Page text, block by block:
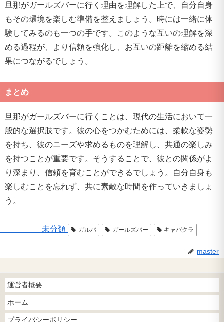
旦那がガールズバーに行く理由を理解した上で、自分自身
もその環境を楽しむ準備を整えましょう。時には一緒に体
験してみるのも一つの手です。このような互いの理解を深
める過程が、より信頼を強化し、お互いの距離を縮める結
果につながるでしょう。
まとめ
旦那がガールズバーに行くことは、現代の生活において一
般的な選択肢です。彼の心をつかむためには、柔軟な姿勢
を持ち、彼のニーズや求めるものを理解し、共通の楽しみ
を持つことが重要です。そうすることで、彼との関係がよ
り深まり、信頼を育むことができるでしょう。自分自身も
楽しむことを忘れず、共に素敵な時間を作っていきましょ
う。
未分類 ガルバ ガールズバー キャバクラ
master
運営者概要
ホーム
プライバシーポリシー